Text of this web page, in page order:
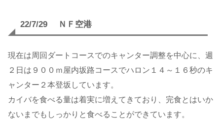
22/7/29 ＮＦ空港
現在は周回ダートコースでのキャンター調整を中心に、週
２日は９００ｍ屋内坂路コースでハロン１４～１６秒のキ
ャンター２本登坂しています。
カイバを食べる量は着実に増えてきており、完食とはいか
ないまでもしっかりと食べることができています。